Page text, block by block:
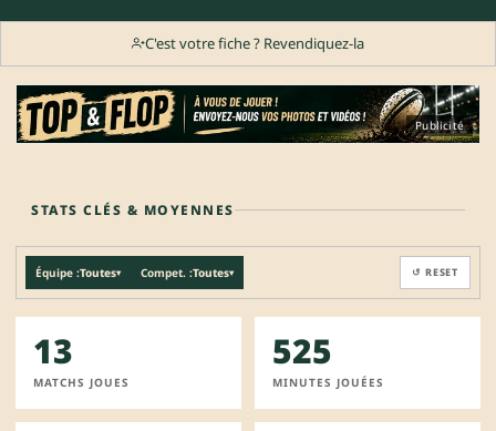
C'est votre fiche ? Revendiquez-la
Publicité
STATS CLÉS & MOYENNES
Équipe :Toutes▾ Compet. :Toutes▾ ↺ RESET
13
MATCHS JOUES
525
MINUTES JOUÉES